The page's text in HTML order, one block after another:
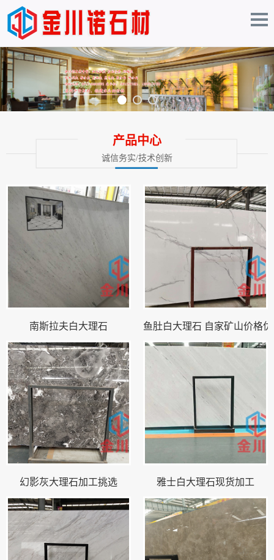
产品中心
诚信务实/技术创新
南斯拉夫白大理石 鱼肚白大理石 自家矿山价格
幻影灰大理石加工挑选 雅士白大理石现货加工